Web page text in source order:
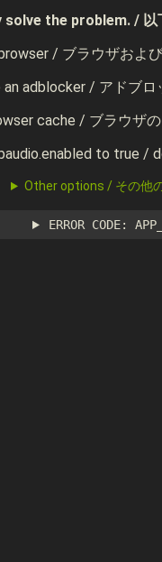
the problem. / 以
/ ブラウザおよ
an adblocker / アドブ
cache / ブラウザ
to true /
Other options / その他
ERROR CODE: